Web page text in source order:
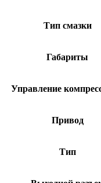
Тип смазки
Габариты
Управление
Привод
Тип